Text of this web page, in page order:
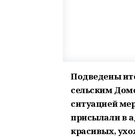
Подведены
сельским
ситуацией
присылали в
красивых,